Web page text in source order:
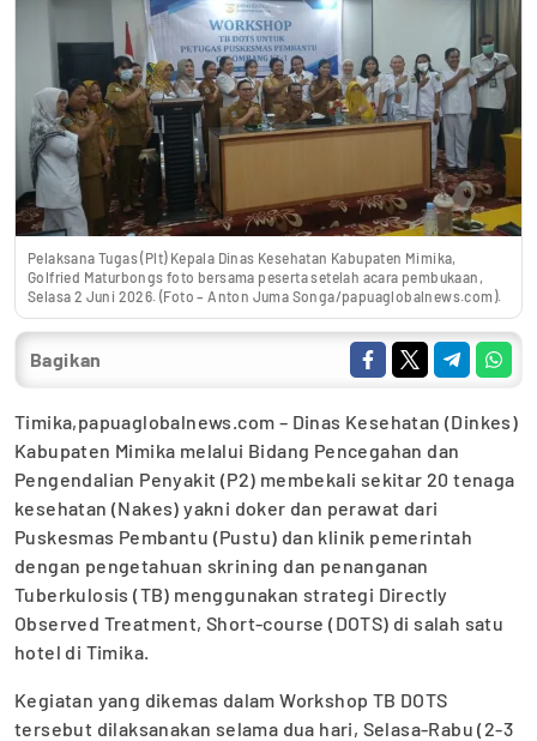
Pelaksana Tugas (Plt) Kepala Dinas Kesehatan Kabupaten Mimika,
Golfried Maturbongs foto bersama peserta setelah acara pembukaan,
Selasa 2 Juni 2026. (Foto – Anton Juma Songa/papuaglobalnews.com).
Bagikan
Timika,papuaglobalnews.com – Dinas Kesehatan (Dinkes)
Kabupaten Mimika melalui Bidang Pencegahan dan
Pengendalian Penyakit (P2) membekali sekitar 20 tenaga
kesehatan (Nakes) yakni doker dan perawat dari
Puskesmas Pembantu (Pustu) dan klinik pemerintah
dengan pengetahuan skrining dan penanganan
Tuberkulosis (TB) menggunakan strategi Directly
Observed Treatment, Short-course (DOTS) di salah satu
hotel di Timika.
Kegiatan yang dikemas dalam Workshop TB DOTS
tersebut dilaksanakan selama dua hari, Selasa-Rabu (2-3